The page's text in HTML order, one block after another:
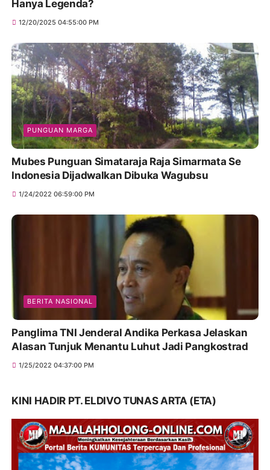
Hanya Legenda?
12/20/2025 04:55:00 PM
PUNGUAN MARGA
Mubes Punguan Simataraja Raja Simarmata Se
Indonesia Dijadwalkan Dibuka Wagubsu
1/24/2022 06:59:00 PM
BERITA NASIONAL
Panglima TNI Jenderal Andika Perkasa Jelaskan
Alasan Tunjuk Menantu Luhut Jadi Pangkostrad
1/25/2022 04:37:00 PM
KINI HADIR PT. ELDIVO TUNAS ARTA (ETA)